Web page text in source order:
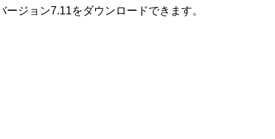
ジョン7.11をダウンロードできます。